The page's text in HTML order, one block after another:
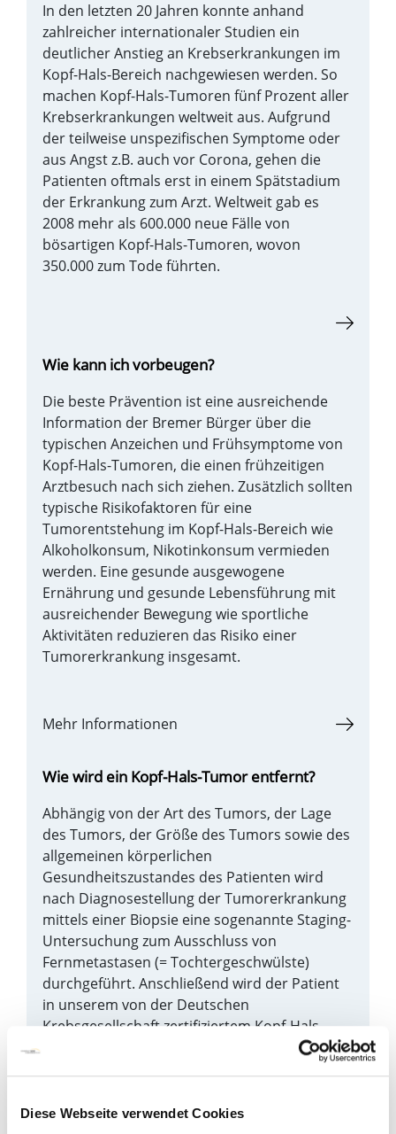
Diese Webseite verwendet Cookies
In den letzten 20 Jahren konnte anhand
zahlreicher internationaler Studien ein
deutlicher Anstieg an Krebserkrankungen im
Kopf-Hals-Bereich nachgewiesen werden. So
machen Kopf-Hals-Tumoren fünf Prozent aller
Krebserkrankungen weltweit aus. Aufgrund
der teilweise unspezifischen Symptome oder
aus Angst z.B. auch vor Corona, gehen die
Patienten oftmals erst in einem Spätstadium
der Erkrankung zum Arzt. Weltweit gab es
2008 mehr als 600.000 neue Fälle von
bösartigen Kopf-Hals-Tumoren, wovon
350.000 zum Tode führten.
Wie kann ich vorbeugen?
Die beste Prävention ist eine ausreichende
Information der Bremer Bürger über die
typischen Anzeichen und Frühsymptome von
Kopf-Hals-Tumoren, die einen frühzeitigen
Arztbesuch nach sich ziehen. Zusätzlich sollten
typische Risikofaktoren für eine
Tumorentstehung im Kopf-Hals-Bereich wie
Alkoholkonsum, Nikotinkonsum vermieden
werden. Eine gesunde ausgewogene
Ernährung und gesunde Lebensführung mit
ausreichender Bewegung wie sportliche
Aktivitäten reduzieren das Risiko einer
Tumorerkrankung insgesamt.
Mehr Informationen
Wie wird ein Kopf-Hals-Tumor entfernt?
Abhängig von der Art des Tumors, der Lage
des Tumors, der Größe des Tumors sowie des
allgemeinen körperlichen
Gesundheitszustandes des Patienten wird
nach Diagnosestellung der Tumorerkrankung
mittels einer Biopsie eine sogenannte Staging-
Untersuchung zum Ausschluss von
Fernmetastasen (= Tochtergeschwülste)
durchgeführt. Anschließend wird der Patient
in unserem von der Deutschen
Krebsgesellschaft zertifiziertem Kopf-Hals-
Tumorzentrum Bremen Mitte im Rahmen
Patienten vorgestellt. Die Tumorkonferenz